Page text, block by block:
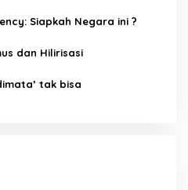
Siapkah Negara ini ?
dan Hilirisasi
tak bisa